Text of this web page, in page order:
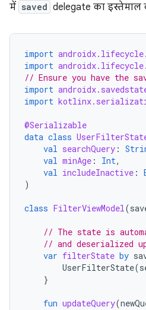
में saved delegate का इस्तेमाल
import
import
// Ensure you have the
import
import
@Serializable
data class
val searchQuery :
val minAge : Int,
val includeInactive :
)
class FilterViewModel(
// The state is
// and deserialized
var filterState by
UserFilterState(
}
fun updateQuery(